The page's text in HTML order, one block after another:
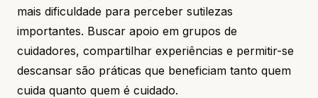
mais dificuldade para perceber sutilezas
importantes. Buscar apoio em grupos de
cuidadores, compartilhar experiências e permitir-se
descansar são práticas que beneficiam tanto quem
cuida quanto quem é cuidado.